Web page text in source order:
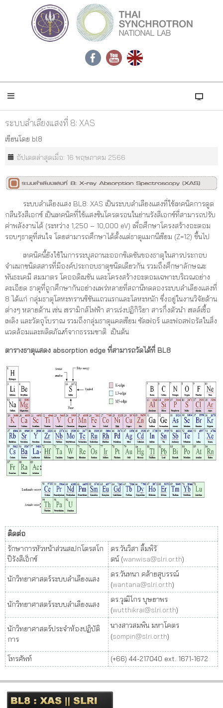
ระบบลำเลียงแสงที่ 8: XAS
เขียนโดย bl8
อัปเดตล่าสุดเมื่อ: 16 พฤษภาคม 2566
ระบบลำเลียงแสง BL8: XAS เป็นระบบลำเลียงแสงที่ใช้เทคนิคการดูด
กลืนรังสีเอกซ์ เป็นเทคนิคที่ใช้แสงซินโครตรอนในย่านรังสีเอกซ์ที่สามารถปรับ
ค่าพลังงานได้ (ระหว่าง 1,250 – 10,000 eV) เพื่อศึกษาโครงสร้างอะตอม
รอบๆธาตุที่สนใจ โดยสามารถศึกษาได้ตั้งแต่ธาตุแมกนีเซียม (Z=12) ขึ้นไป
เทคนิคนี้ยังใช้ในการระบุสถานะออกซิเดชันของธาตุในสารประกอบ
จำแนกชนิดสสารที่มีองค์ประกอบธาตุชนิดเดียวกัน รวมถึงศึกษาลักษณะ
พันธะเคมี สมมาตร โคออดิเนชัน และโครงสร้างอะตอมเฉพาะบริเวณอย่าง
ละเอียด ธาตุที่ถูกศึกษากันอย่างแพร่หลายที่สถานีทดลองระบบลำเลียงแสงที่
8 ได้แก่ กลุ่มธาตุโลหะทรานซิชันแถวแรกและโลหะหนัก ซึ่งอยู่ในงานวิจัยด้าน
ต่างๆ หลายด้าน เช่น เซรามิกส์ไฟฟ้า สารเร่งปฏิกิริยา สารกึ่งตัวนำ เซลล์เชื้อ
เพลิง และวัตถุโบราณ รวมถึงกลุ่มธาตุแคลเซียม ซัลเฟอร์ และฟอสฟอรัสในสิ่ง
แวดล้อมและผลิตภัณฑ์จากธรรมชาติ เป็นต้น
ตารางธาตุแสดง absorption edge ที่สามารถวัดได้ที่ BL8
ติดต่อ
รักษาการหัวหน้าส่วนสเปกโตรสโก
ปีรังสีเอ็กซ์
ดร.วันวิสา ลิ้มพิรั
ตน์ (wanwisa@slri.or.th)
นักวิทยาศาสตร์ระบบลำเลียงแสง
ดร.วันทนา คล้ายสุบรรณ์
(wantana@slri.or.th)
นักวิทยาศาสตร์ระบบลำเลียงแสง
ดร.วุฒิไกร บุษยาพร
(wutthikrai@slri.or.th)
นักวิทยาศาสตร์ประจำห้องปฏิบัติ
การ
นางสาวสมพิน มหาโคตร
(sompin@slri.or.th)
โทรศัพท์ (+66) 44-217040 ext. 1671-1672